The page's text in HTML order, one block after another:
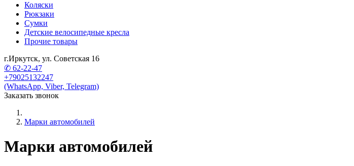
Коляски
Рюкзаки
Сумки
Детские велосипедные кресла
Прочие товары
г.Иркутск, ул. Советская 16
✆ 62-22-47
+79025132247
(WhatsApp, Viber, Telegram)
Заказать звонок
Марки автомобилей
Марки автомобилей